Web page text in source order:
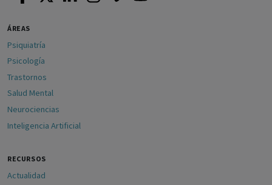
ÁREAS
Psiquiatría
Psicología
Trastornos
Salud Mental
Neurociencias
Inteligencia Artificial
RECURSOS
Actualidad